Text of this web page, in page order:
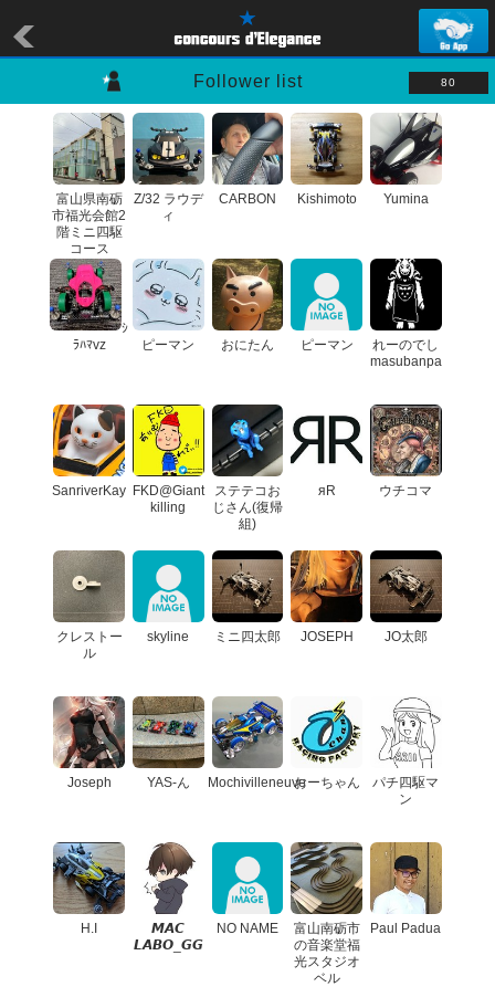
Follower list 80
富山県南砺
市福光会館2
階ミニ四駆
コース
Z/32 ラウデ
ィ
CARBON Kishimoto Yumina
ｼ
ﾗﾊﾏvz
ピーマン おにたん ピーマン
れーのでし
masubanpa
SanriverKay FKD@Giant
killing
ステテコお
じさん(復帰
組)
яR ウチコマ
クレストー
ル
skyline ミニ四太郎 JOSEPH JO太郎
Joseph YAS-ん Mochivilleneuveおーちゃん
パチ四駆マ
ン
H.I
𝙈‌𝘼‌𝘾
𝙇‌𝘼‌𝘽‌𝙊_𝙂‌𝙂
NO NAME
富山南砺市
の音楽堂福
光スタジオ
ベル
Paul Padua